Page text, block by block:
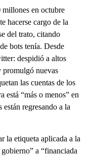
en octubre
hacerse cargo de la
del trato, citando
bots tenía. Desde
despidió a altos
promulgó nuevas
las cuentas de los
está “más o menos” en
regresando a la
la etiqueta aplicada a la
a “financiada